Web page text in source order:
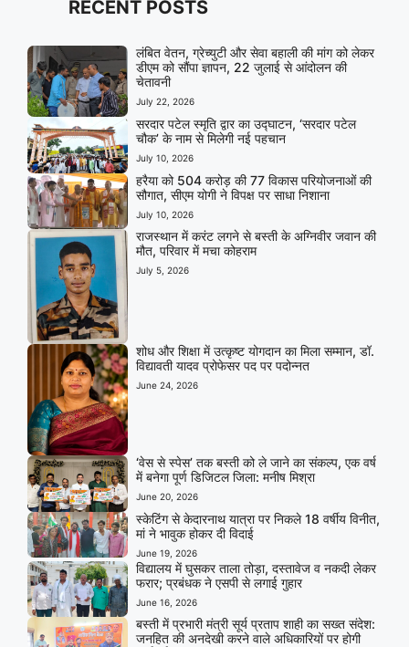
RECENT POSTS
लंबित वेतन, ग्रेच्युटी और सेवा बहाली की मांग को लेकर
डीएम को सौंपा ज्ञापन, 22 जुलाई से आंदोलन की
चेतावनी
July 22, 2026
सरदार पटेल स्मृति द्वार का उद्घाटन, ‘सरदार पटेल
चौक’ के नाम से मिलेगी नई पहचान
July 10, 2026
हरैया को 504 करोड़ की 77 विकास परियोजनाओं की
सौगात, सीएम योगी ने विपक्ष पर साधा निशाना
July 10, 2026
राजस्थान में करंट लगने से बस्ती के अग्निवीर जवान की
मौत, परिवार में मचा कोहराम
July 5, 2026
शोध और शिक्षा में उत्कृष्ट योगदान का मिला सम्मान, डॉ.
विद्यावती यादव प्रोफेसर पद पर पदोन्नत
June 24, 2026
‘वेस से स्पेस’ तक बस्ती को ले जाने का संकल्प, एक वर्ष
में बनेगा पूर्ण डिजिटल जिला: मनीष मिश्रा
June 20, 2026
स्केटिंग से केदारनाथ यात्रा पर निकले 18 वर्षीय विनीत,
मां ने भावुक होकर दी विदाई
June 19, 2026
विद्यालय में घुसकर ताला तोड़ा, दस्तावेज व नकदी लेकर
फरार; प्रबंधक ने एसपी से लगाई गुहार
June 16, 2026
बस्ती में प्रभारी मंत्री सूर्य प्रताप शाही का सख्त संदेश:
जनहित की अनदेखी करने वाले अधिकारियों पर होगी